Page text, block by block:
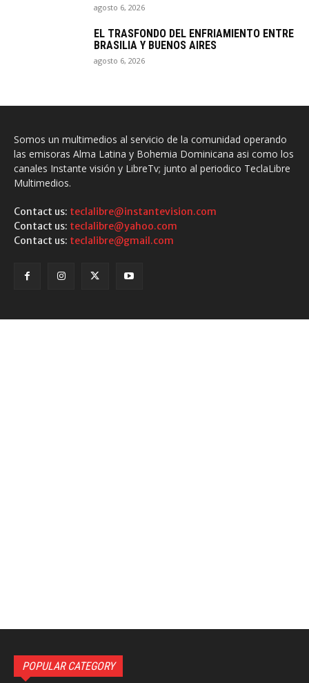
agosto 6, 2026
EL TRASFONDO DEL ENFRIAMIENTO ENTRE
BRASILIA Y BUENOS AIRES
agosto 6, 2026
Somos un multimedios al servicio de la comunidad operando
las emisoras Alma Latina y Bohemia Dominicana asi como los
canales Instante visión y LibreTv; junto al periodico TeclaLibre
Multimedios.
Contact us: teclalibre@instantevision.com
Contact us: teclalibre@yahoo.com
Contact us: teclalibre@gmail.com
POPULAR CATEGORY